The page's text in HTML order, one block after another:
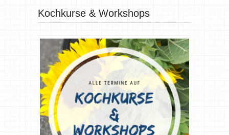
Kochkurse & Workshops